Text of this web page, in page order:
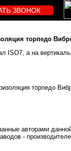
ЗВОНОК
торпедо
ISO7, а на
авторами
-